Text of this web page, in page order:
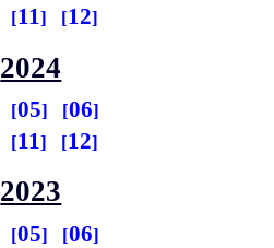
11 12
2024
05
06
11 12
2023
05
06